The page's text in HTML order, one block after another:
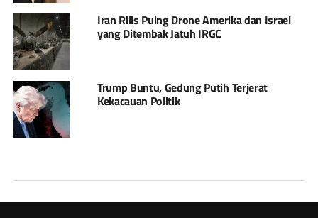
Iran Rilis Puing Drone Amerika dan Israel
yang Ditembak Jatuh IRGC
Trump Buntu, Gedung Putih Terjerat
Kekacauan Politik